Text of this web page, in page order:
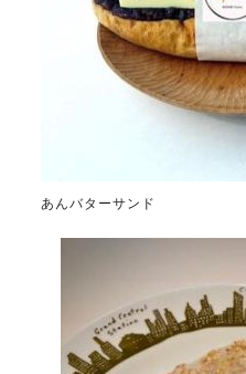
あんバターサンド